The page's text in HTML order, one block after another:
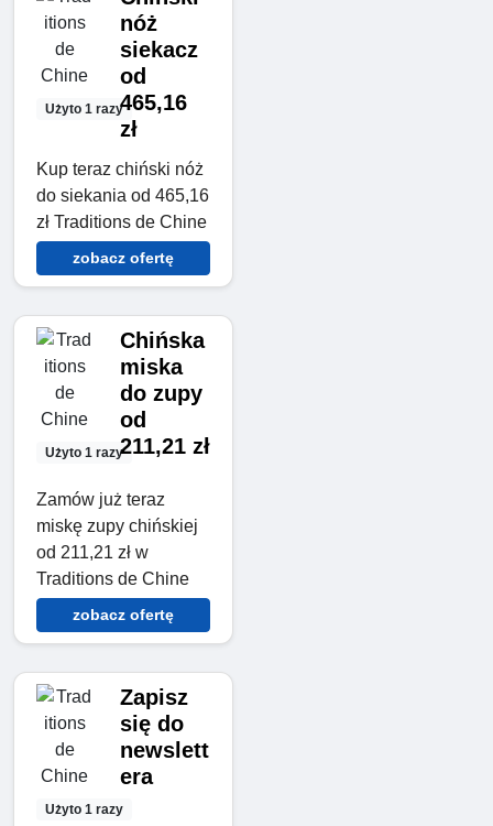
Użyto 1 razy
nóż
siekacz
od
465,16
zł
Kup teraz chiński nóż
do siekania od 465,16
zł Traditions de Chine
zobacz ofertę
Użyto 1 razy
Chińska
miska
do zupy
od
211,21 zł
Zamów już teraz
miskę zupy chińskiej
od 211,21 zł w
Traditions de Chine
zobacz ofertę
Użyto 1 razy
Zapisz
się do
newslett
era